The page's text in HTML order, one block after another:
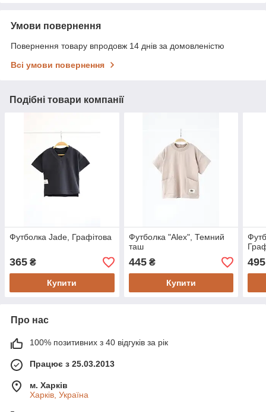
Умови повернення
Повернення товару впродовж 14 днів за домовленістю
Всі умови повернення
Подібні товари компанії
Футболка Jade, Графітова
365 ₴
Купити
Футболка "Alex", Темний
таш
445₴
Купити
495
Про нас
100% позитивних з 40 відгуків за рік
Працює з 25.03.2013
м. Харків
Харків, Україна